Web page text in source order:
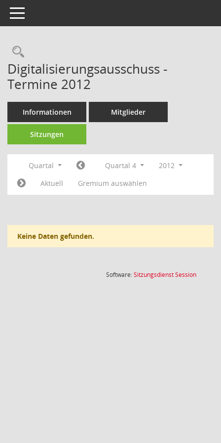
Toggle navigation
Rechercheauswahl
Digitalisierungsausschuss -
Termine 2012
Informationen Mitglieder
Sitzungen
Quartal Quartal 4
2012
Aktuell
Gremium auswählen
Keine Daten gefunden.
Software:SitzungsdienstSession(Wird in